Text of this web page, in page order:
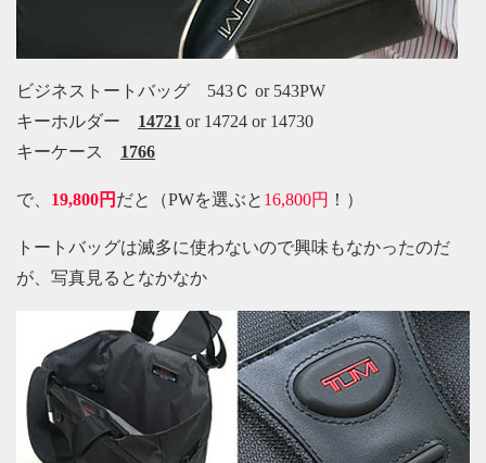
ビジネストートバッグ 543Ｃ or 543PW
キーホルダー 14721 or 14724 or 14730
キーケース 1766
で、 19,800円 だと（PWを選ぶと 16,800円 ！）
トートバッグは滅多に使わないので興味もなかったのだ
が、写真見るとなかなか